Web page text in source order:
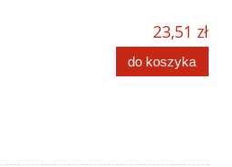
23,51 zł
do koszyka